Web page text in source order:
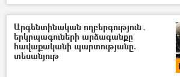
Թուրքիա
Արգենտինական ողբերգություն․
երկրպագուների արձագանքը
հավաքականի պարտությանը.
տեսանյութ